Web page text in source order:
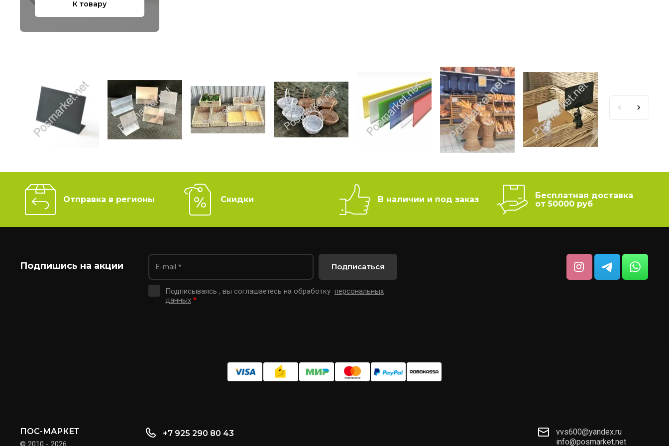
К товару
Отправка в регионы Скидки В наличии и под заказ
Бесплатная доставка
от 50000 руб
Подпишись на акции
Подписываясь , вы соглашаетесь на обработку персональных
данных *
Подписаться
ПОС-МАРКЕТ
© 2010 - 2026
+7 925 290 80 43
vvs600@yandex.ru
info@posmarket.net